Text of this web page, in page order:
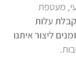
מעטפת
עלות
ליצור איתנו